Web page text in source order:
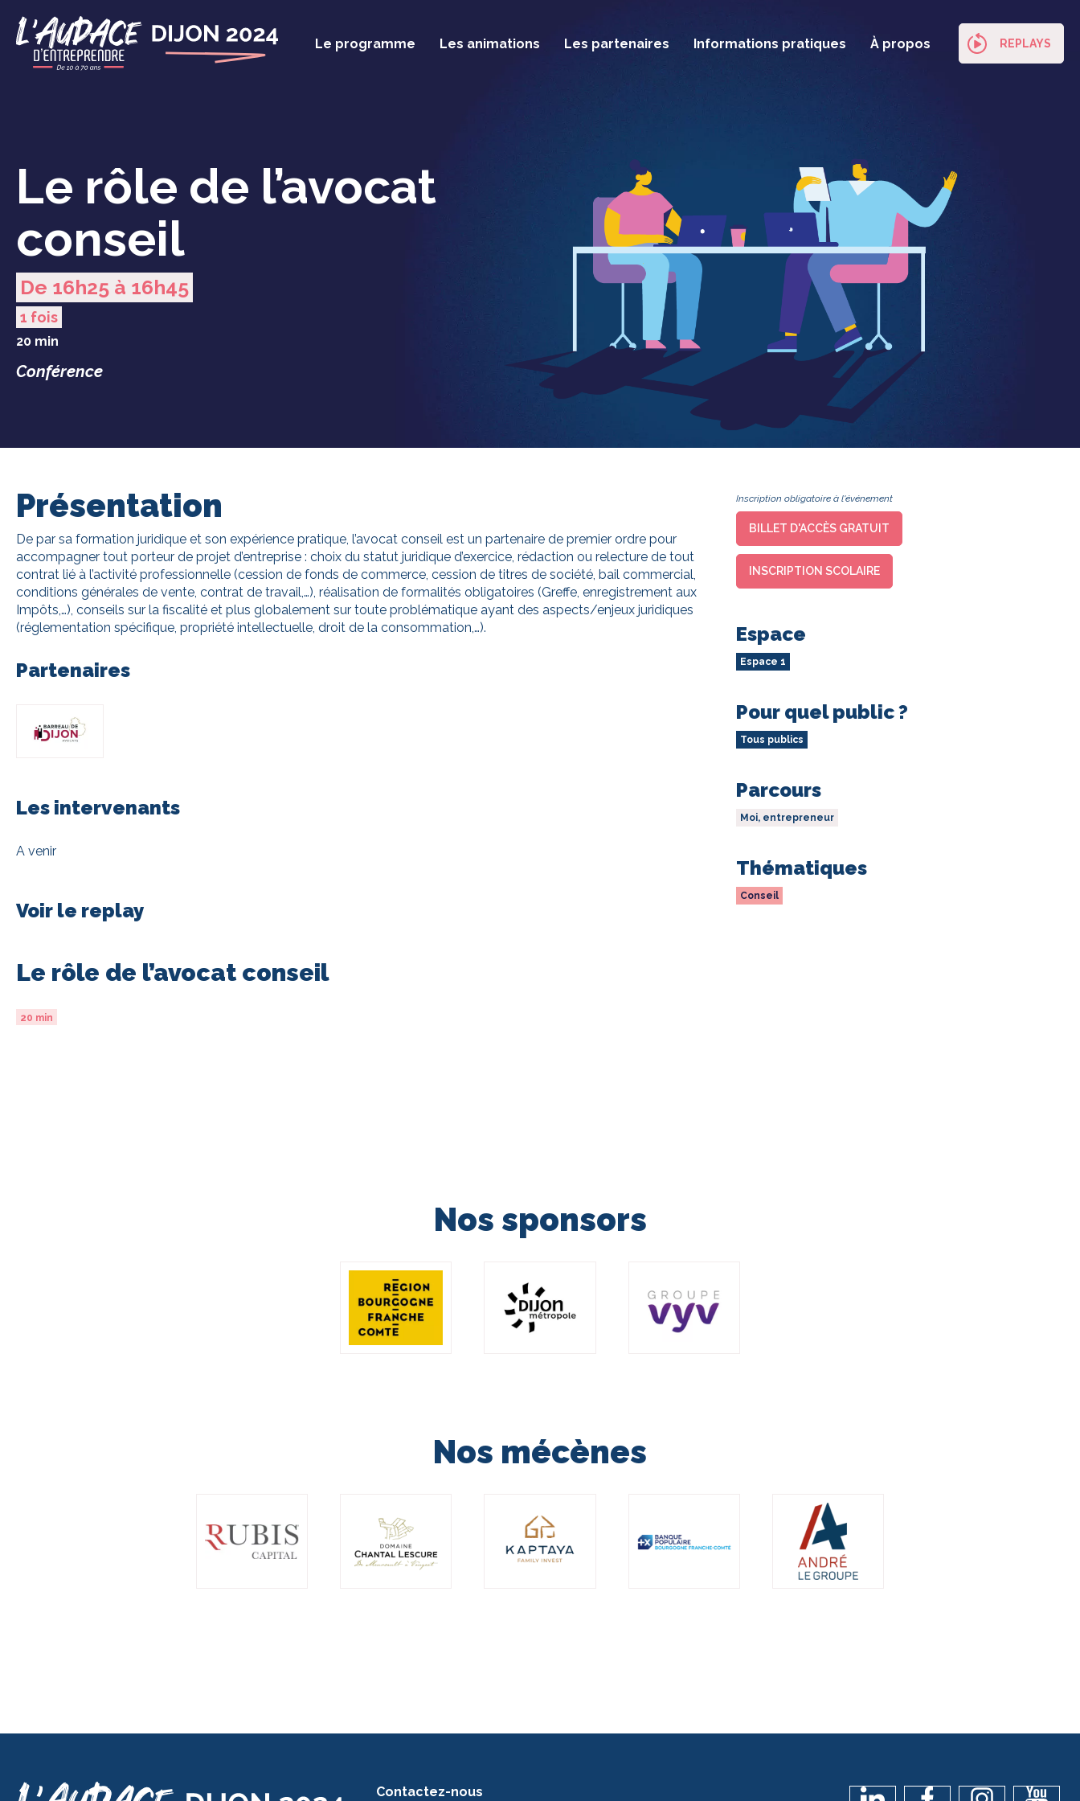
Le programme Les animations Les partenaires Informations pratiques À propos REPLAYS
Le rôle de l’avocat
conseil
De 16h25 à 16h45
1 fois
20 min
Conférence
Présentation
De par sa formation juridique et son expérience pratique, l’avocat conseil est un partenaire de premier ordre pour
accompagner tout porteur de projet d’entreprise : choix du statut juridique d’exercice, rédaction ou relecture de tout
contrat lié à l’activité professionnelle (cession de fonds de commerce, cession de titres de société, bail commercial,
conditions générales de vente, contrat de travail,…), réalisation de formalités obligatoires (Greffe, enregistrement aux
Impôts,…), conseils sur la fiscalité et plus globalement sur toute problématique ayant des aspects/enjeux juridiques
(réglementation spécifique, propriété intellectuelle, droit de la consommation,…).
Partenaires
Les intervenants
A venir
Voir le replay
Le rôle de l’avocat conseil
20 min
Inscription obligatoire à l'événement
BILLET D'ACCÈS GRATUIT
INSCRIPTION SCOLAIRE
Espace
Espace 1
Pour quel public ?
Tous publics
Parcours
Moi, entrepreneur
Thématiques
Conseil
Nos sponsors
Nos mécènes
Contactez-nous